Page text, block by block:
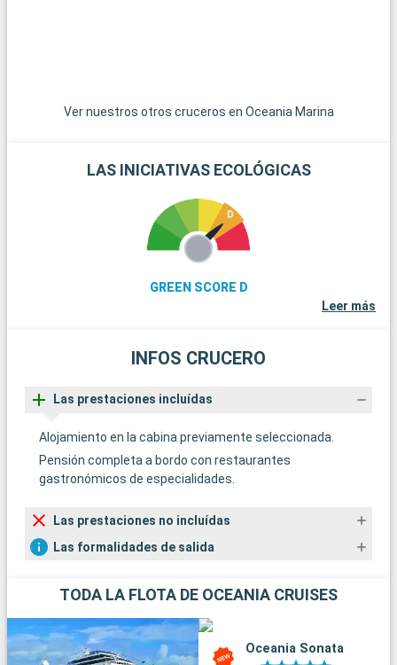
Ver nuestros otros cruceros en Oceania Marina
LAS INICIATIVAS ECOLÓGICAS
GREEN SCORE D
Leer más
INFOS CRUCERO
Las prestaciones incluídas
Alojamiento en la cabina previamente seleccionada.
Pensión completa a bordo con restaurantes
gastronómicos de especialidades.
Las prestaciones no incluídas
Las formalidades de salida
TODA LA FLOTA DE OCEANIA CRUISES
Oceania Sonata